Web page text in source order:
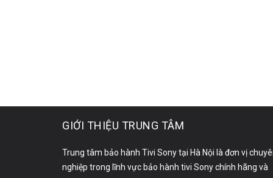
GIỚI THIỆU TRUNG TÂM
Trung tâm bảo hành Tivi Sony tại Hà Nội là đơn vị
nghiệp trong lĩnh vực bảo hành tivi Sony chính hãng và